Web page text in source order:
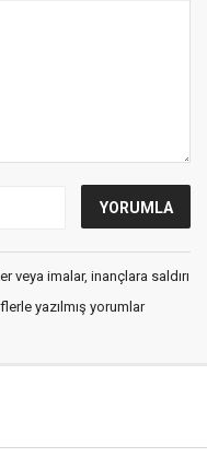
veya imalar, inançlara saldırı
yazılmış yorumlar